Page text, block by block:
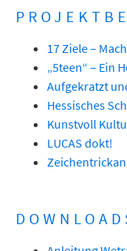
17 Ziele –
„5teen“ – Ein
Aufgekratzt
Hessisches
Kunstvoll
LUCAS dokt!